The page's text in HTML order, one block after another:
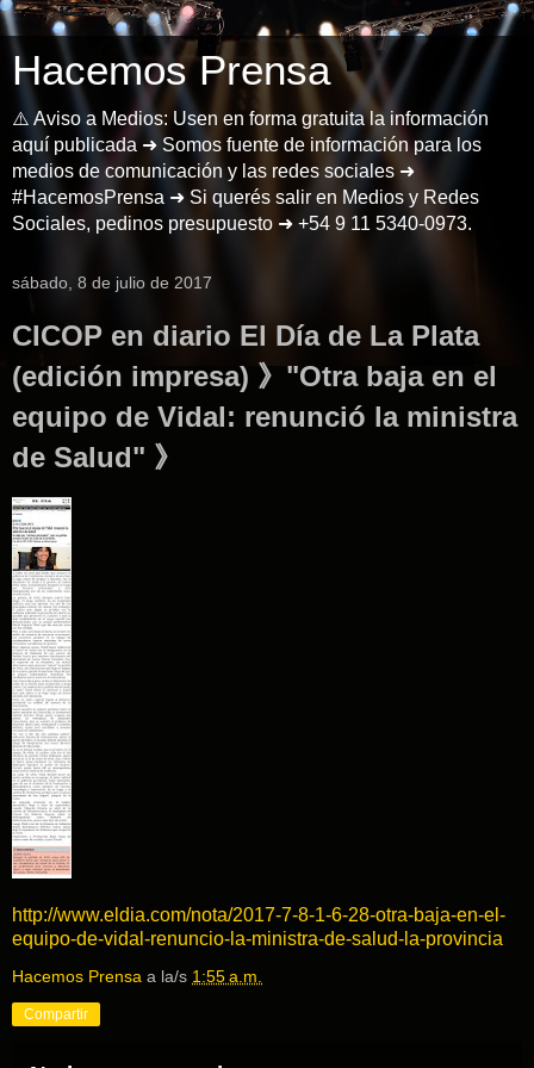
Hacemos Prensa
⚠️ Aviso a Medios: Usen en forma gratuita la información
aquí publicada ➜ Somos fuente de información para los
medios de comunicación y las redes sociales ➜
#HacemosPrensa ➜ Si querés salir en Medios y Redes
Sociales, pedinos presupuesto ➜ +54 9 11 5340-0973.
sábado, 8 de julio de 2017
CICOP en diario El Día de La Plata
(edición impresa) 》"Otra baja en el
equipo de Vidal: renunció la ministra
de Salud" 》
http://www.eldia.com/nota/2017-7-8-1-6-28-otra-baja-en-el-
equipo-de-vidal-renuncio-la-ministra-de-salud-la-provincia
Hacemos Prensa a la/s 1:55 a.m.
Compartir